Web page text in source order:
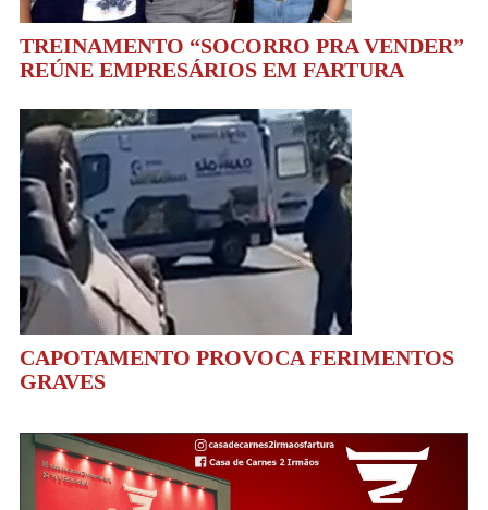
TREINAMENTO “SOCORRO PRA VENDER”
REÚNE EMPRESÁRIOS EM FARTURA
CAPOTAMENTO PROVOCA FERIMENTOS
GRAVES